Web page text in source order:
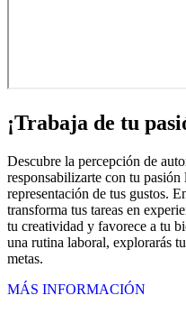
¡Trabaja de tu
Descubre la percepción de
responsabilizarte con tu
representación de tus gustos.
transforma tus tareas en
tu creatividad y favorece a tu
una rutina laboral, explorarás
metas.
MÁS INFORMACIÓN